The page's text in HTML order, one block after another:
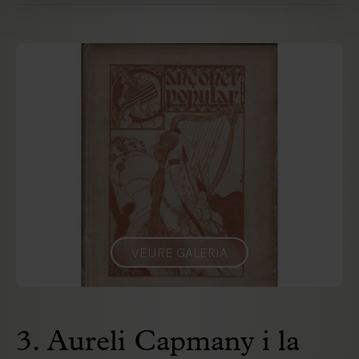
VEURE GALERIA
3. Aureli Capmany i la